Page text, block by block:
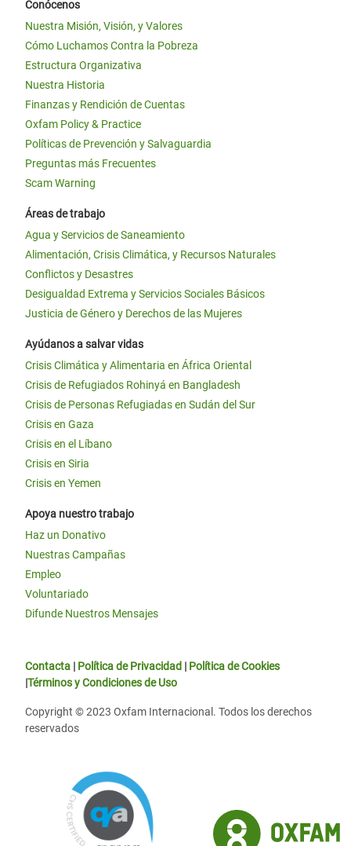
Conócenos
Nuestra Misión, Visión, y Valores
Cómo Luchamos Contra la Pobreza
Estructura Organizativa
Nuestra Historia
Finanzas y Rendición de Cuentas
Oxfam Policy & Practice
Políticas de Prevención y Salvaguardia
Preguntas más Frecuentes
Scam Warning
Áreas de trabajo
Agua y Servicios de Saneamiento
Alimentación, Crisis Climática, y Recursos Naturales
Conflictos y Desastres
Desigualdad Extrema y Servicios Sociales Básicos
Justicia de Género y Derechos de las Mujeres
Ayúdanos a salvar vidas
Crisis Climática y Alimentaria en África Oriental
Crisis de Refugiados Rohinyá en Bangladesh
Crisis de Personas Refugiadas en Sudán del Sur
Crisis en Gaza
Crisis en el Líbano
Crisis en Siria
Crisis en Yemen
Apoya nuestro trabajo
Haz un Donativo
Nuestras Campañas
Empleo
Voluntariado
Difunde Nuestros Mensajes
Contacta | Política de Privacidad | Política de Cookies
|Términos y Condiciones de Uso
Copyright © 2023 Oxfam Internacional. Todos los derechos
reservados